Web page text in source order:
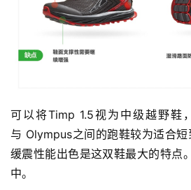
可以将Timp 1.5视为中级越野鞋
与 Olympus之间的跑鞋较为适合短
缓震性能出色是这双鞋最大的特点
中。